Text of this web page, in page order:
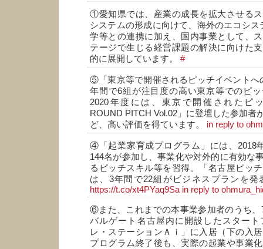
①愛知県では、産業の成長を拡大させる
システムの形成に向けて、海外のエコシス
学等との連携に加え、国内事業として、
テージで生じる経営課題の解決に向けた
的に展開しています。 #
⑤「東京等で開催されるピッチイベントへ
年間で6組が注目度の高い東京等でのピ
2020年度には、東京で開催されたピ
ROUND PITCH Vol.02」に登壇した参加者
ど、高い評価を得ています。 in reply to
④「起業家育成プログラム」には、2018
144名が参加し、事業化や対外的に有効な
るピッチスキル等を習得。「名古屋ピッ
は、3年間で22組がビジネスプランを
https://t.co/xt4PYaq9Sa in reply to
⑥また、これまでの本事業参加者のうち、
バルゲート名古屋内に開設したスター
レ・ステーションＡｉ」に入居（下の入
プログラム終了後も、実際の起業や事業